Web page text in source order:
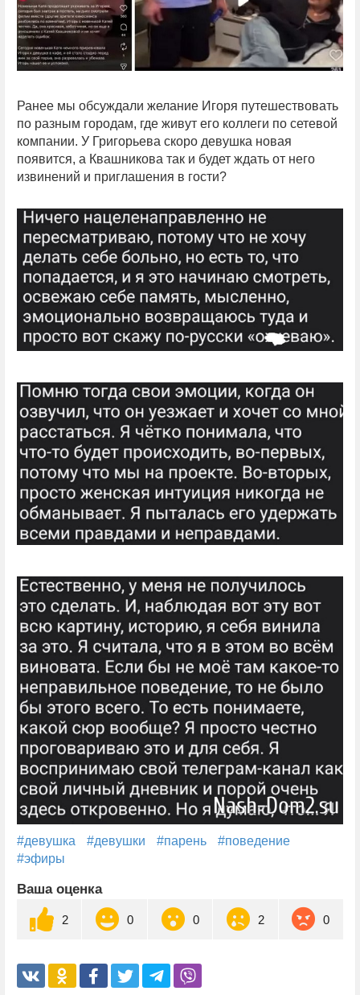
Ранее мы обсуждали желание Игоря путешествовать
по разным городам, где живут его коллеги по сетевой
компании. У Григорьева скоро девушка новая
появится, а Квашникова так и будет ждать от него
извинений и приглашения в гости?
#девушка #девушки #парень
#поведение
#эфиры
Ваша оценка
2 0 0 2 0